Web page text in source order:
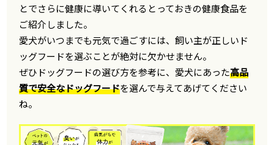
とでさらに健康に導いてくれるとっておきの健康食品を
ご紹介しました。
愛犬がいつまでも元気で過ごすには、飼い主が正しいド
ッグフードを選ぶことが絶対に欠かせません。
ぜひドッグフードの選び方を参考に、愛犬にあった高品
質で安全なドッグフードを選んで与えてあげてください
ね。